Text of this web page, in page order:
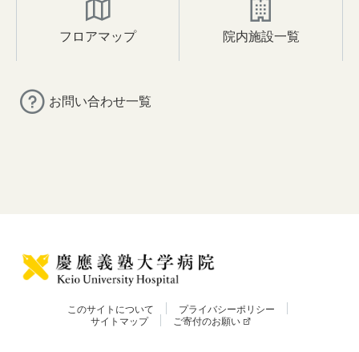
フロアマップ 院内施設一覧
お問い合わせ一覧
このサイトについて
プライバシーポリシー
サイトマップ
ご寄付のお願い